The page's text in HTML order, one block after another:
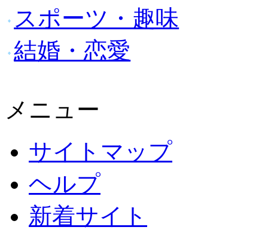
スポーツ・趣味
結婚・恋愛
メニュー
サイトマップ
ヘルプ
新着サイト